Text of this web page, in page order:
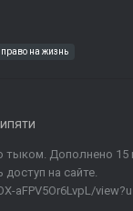
на жизнь
тыком. Дополнено
на сайте.
aFPV5Or6LvpL/